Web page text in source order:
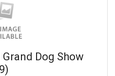
Dog Show